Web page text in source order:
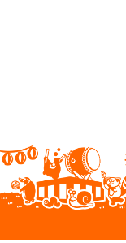
びびなび「応募はこ
454 Peninsula Ave.
San Mateo, CA
Tel. (650) 685-1881
Fax: (650) 685-1820